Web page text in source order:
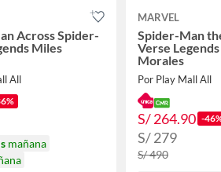
Across Spider-
Miles
All
mañana
MARVEL
Spider-Man
Verse
Morales
Por Play Mall All
S/ 264.90 -
S/ 279
S/ 490